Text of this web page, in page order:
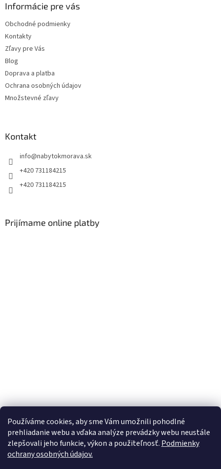
Používáme cookies, aby sme Vám umožnili pohodlné
prehliadanie webu a vďaka analýze prevádzky webu neustále
zlepšovali jeho funkcie, výkon a použiteľnosť. Podmienky
ochrany osobných údajov.
Informácie pre vás
Obchodné podmienky
Kontakty
Zľavy pre Vás
Blog
Doprava a platba
Ochrana osobných údajov
Množstevné zľavy
Kontakt
info@nabytokmorava.sk
+420 731184215
+420 731184215
Prijímame online platby